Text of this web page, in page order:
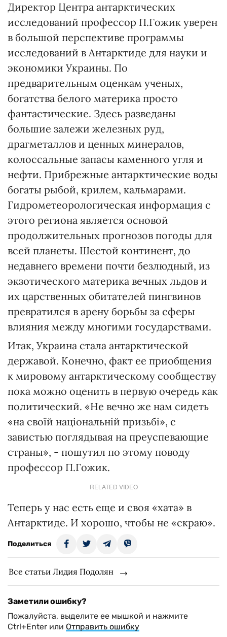
Директор Центра антарктических
исследований профессор П.Гожик уверен
в большой перспективе программы
исследований в Антарктиде для науки и
экономики Украины. По
предварительным оценкам ученых,
богатства белого материка просто
фантастические. Здесь разведаны
большие залежи железных руд,
драгметаллов и ценных минералов,
колоссальные запасы каменного угля и
нефти. Прибрежные антарктические воды
богаты рыбой, крилем, кальмарами.
Гидрометеорологическая информация с
этого региона является основой
продолжительных прогнозов погоды для
всей планеты. Шестой континент, до
недавнего времени почти безлюдный, из
экзотического материка вечных льдов и
их царственных обитателей пингвинов
превратился в арену борьбы за сферы
влияния между многими государствами.
Итак, Украина стала антарктической
державой. Конечно, факт ее приобщения
к мировому антарктическому сообществу
пока можно оценить в первую очередь как
политический. «Не вечно же нам сидеть
«на своїй національній призьбі», с
завистью поглядывая на преуспевающие
страны», - пошутил по этому поводу
профессор П.Гожик.
RELATED VIDEO
Теперь у нас есть еще и своя «хата» в
Антарктиде. И хорошо, чтобы не «скраю».
Поделиться
Все статьи Лидия Подолян
Заметили ошибку?
Пожалуйста, выделите ее мышкой и нажмите
Ctrl+Enter или Отправить ошибку